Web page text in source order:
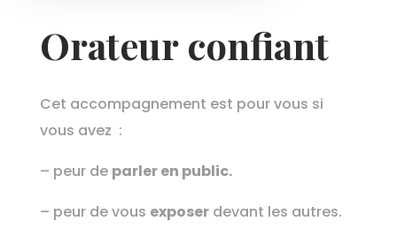
Orateur confiant
Cet accompagnement est pour vous si
vous avez :
– peur de parler en public.
– peur de vous exposerdevant les autres.